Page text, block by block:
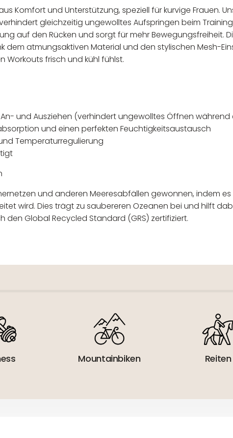
Komfort und Unterstützung, speziell für kurvige Frauen.
gleichzeitig ungewolltes Aufspringen beim
auf den Rücken und sorgt für mehr Bewegungsfreiheit.
dem atmungsaktiven Material und den stylischen Mesh-
Workouts frisch und kühl fühlst.
und Ausziehen (verhindert ungewolltes Öffnen während
und einen perfekten Feuchtigkeitsaustausch
Temperaturregulierung
und anderen Meeresabfällen gewonnen, indem
wird. Dies trägt zu saubereren Ozeanen bei und hilft
den Global Recycled Standard (GRS) zertifiziert.
verantwortlicher
Mountainbiken Reiten